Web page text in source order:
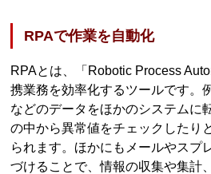
RPAで作業を自動化
RPAとは、「Robotic Process
携業務を効率化するツールです。
などのデータをほかのシステムに
の中から異常値をチェックしたり
られます。ほかにもメールやスプ
づけることで、情報の収集や集計